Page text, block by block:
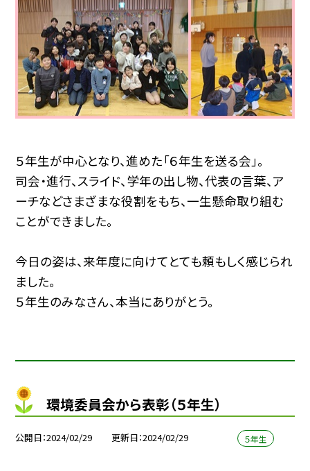
５年生が中心となり、進めた「６年生を送る会」。
司会・進行、スライド、学年の出し物、代表の言葉、ア
ーチなどさまざまな役割をもち、一生懸命取り組む
ことができました。
今日の姿は、来年度に向けてとても頼もしく感じられ
ました。
５年生のみなさん、本当にありがとう。
環境委員会から表彰（５年生）
公開日 2024/02/29 更新日 2024/02/29 ５年生